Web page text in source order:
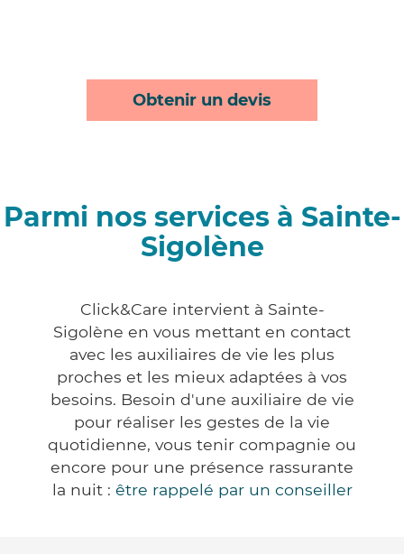
Obtenir un devis
Parmi nos services à Sainte-
Sigolène
Click&Care intervient à Sainte-
Sigolène en vous mettant en contact
avec les auxiliaires de vie les plus
proches et les mieux adaptées à vos
besoins. Besoin d'une auxiliaire de vie
pour réaliser les gestes de la vie
quotidienne, vous tenir compagnie ou
encore pour une présence rassurante
la nuit : être rappelé par un conseiller